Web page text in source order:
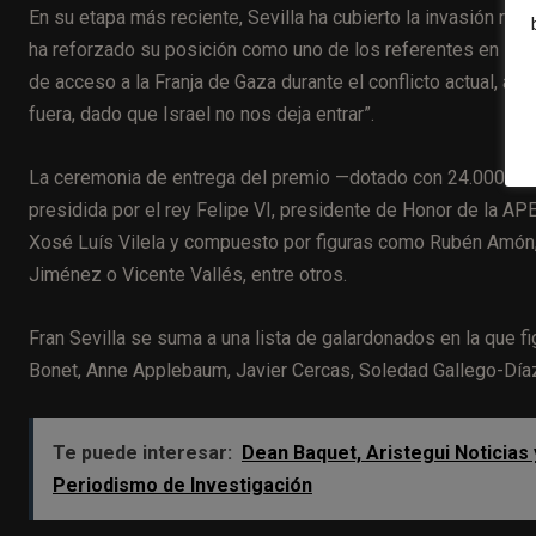
En su etapa más reciente, Sevilla ha cubierto la invasión
ha reforzado su posición como uno de los referentes en la
de acceso a la Franja de Gaza durante el conflicto actual,
fuera, dado que Israel no nos deja entrar”.
La ceremonia de entrega del premio —dotado con 24.000
presidida por el rey Felipe VI, presidente de Honor de la
Xosé Luís Vilela y compuesto por figuras como Rubén
Jiménez o Vicente Vallés, entre otros.
Fran Sevilla se suma a una lista de galardonados en la
Bonet, Anne Applebaum, Javier Cercas, Soledad Gallego-
Te puede interesar:
Dean Baquet, Aristegui
Periodismo de Investigación